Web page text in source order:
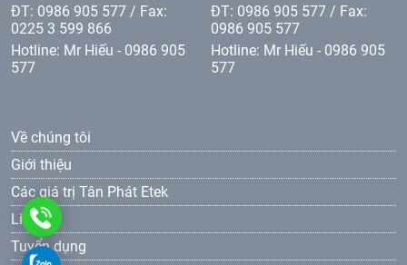
ĐT: 0986 905 577 / Fax:
0225 3 599 866
Hotline: Mr Hiếu - 0986 905
577
ĐT: 0986 905 577 / Fax:
0986 905 577
Hotline: Mr Hiếu - 0986 905
577
Về chúng tôi
Giới thiệu
Các giá trị Tân Phát Etek
Liên hệ
Tuyển dụng
905